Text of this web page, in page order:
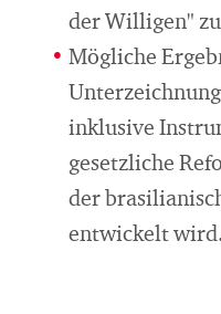
der Willigen"
Mögliche
inklusive
gesetzliche
der
entwickelt wird.